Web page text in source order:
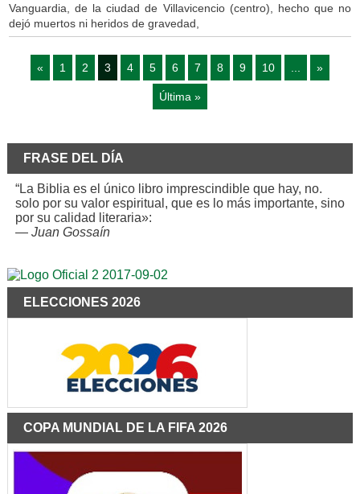
Vanguardia, de la ciudad de Villavicencio (centro), hecho que no
dejó muertos ni heridos de gravedad,
« 1 2 3 4 5 6 7 8 9 10 »
Última »
FRASE DEL DÍA
“La Biblia es el único libro imprescindible que hay, no.
solo por su valor espiritual, que es lo más importante, sino
por su calidad literaria»:
— Juan Gossaín
ELECCIONES 2026
COPA MUNDIAL DE LA FIFA 2026